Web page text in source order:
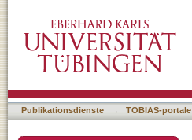
Publikationsdienste → TOBIAS-portale